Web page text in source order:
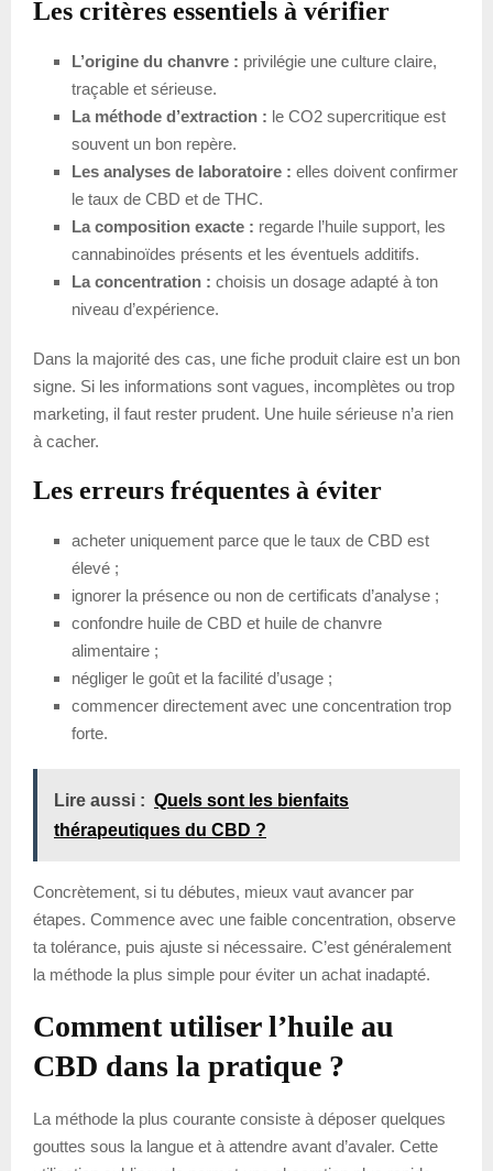
Les critères essentiels à vérifier
L’origine du chanvre : privilégie une culture claire,
traçable et sérieuse.
La méthode d’extraction : le CO2 supercritique est
souvent un bon repère.
Les analyses de laboratoire : elles doivent confirmer
le taux de CBD et de THC.
La composition exacte : regarde l’huile support, les
cannabinoïdes présents et les éventuels additifs.
La concentration : choisis un dosage adapté à ton
niveau d’expérience.
Dans la majorité des cas, une fiche produit claire est un bon
signe. Si les informations sont vagues, incomplètes ou trop
marketing, il faut rester prudent. Une huile sérieuse n’a rien
à cacher.
Les erreurs fréquentes à éviter
acheter uniquement parce que le taux de CBD est
élevé ;
ignorer la présence ou non de certificats d’analyse ;
confondre huile de CBD et huile de chanvre
alimentaire ;
négliger le goût et la facilité d’usage ;
commencer directement avec une concentration trop
forte.
Lire aussi : Quels sont les bienfaits
thérapeutiques du CBD ?
Concrètement, si tu débutes, mieux vaut avancer par
étapes. Commence avec une faible concentration, observe
ta tolérance, puis ajuste si nécessaire. C’est généralement
la méthode la plus simple pour éviter un achat inadapté.
Comment utiliser l’huile au
CBD dans la pratique ?
La méthode la plus courante consiste à déposer quelques
gouttes sous la langue et à attendre avant d’avaler. Cette